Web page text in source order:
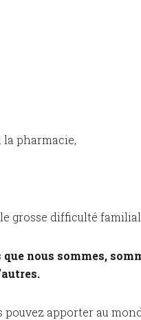
la pharmacie,
grosse difficulté
que nous sommes,
pouvez apporter au